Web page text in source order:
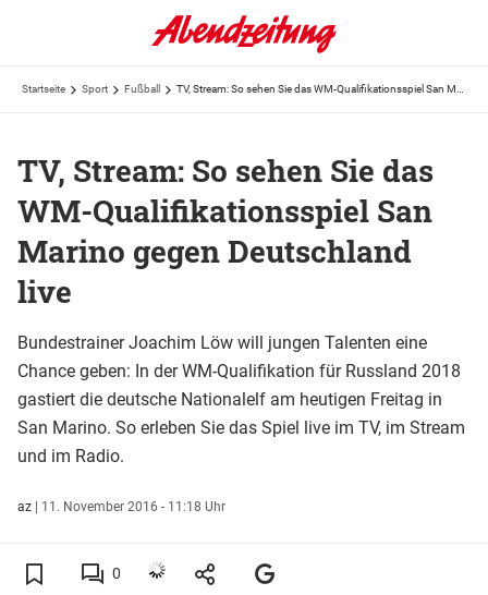
Startseite Sport Fußball
TV, Stream: So sehen Sie das
WM-Qualifikationsspiel San
Marino gegen Deutschland
live
Bundestrainer Joachim Löw will jungen Talenten eine
Chance geben: In der WM-Qualifikation für Russland 2018
gastiert die deutsche Nationalelf am heutigen Freitag in
San Marino. So erleben Sie das Spiel live im TV, im Stream
und im Radio.
az | 11. November 2016 - 11:18 Uhr
0